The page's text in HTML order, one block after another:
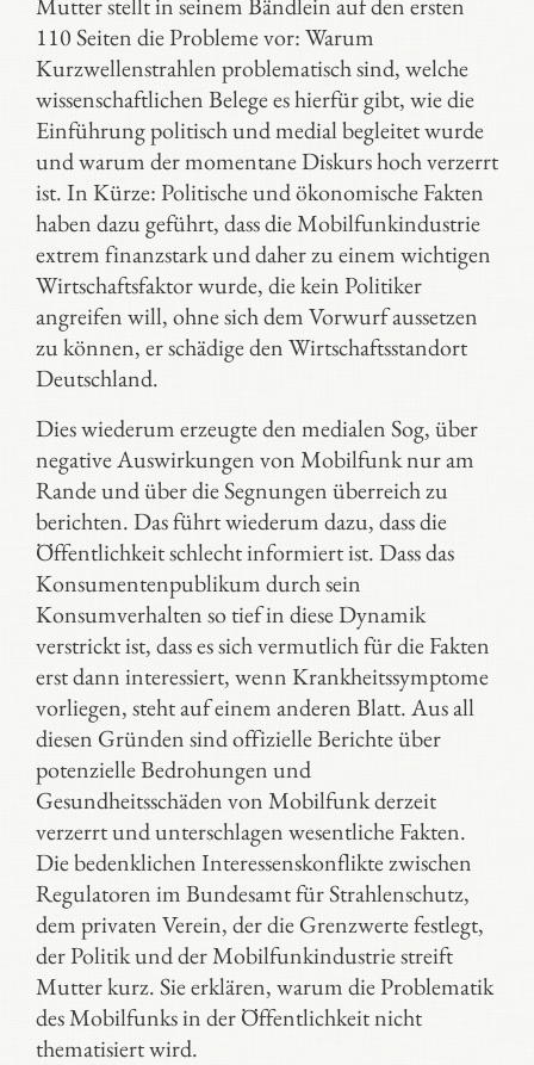
110 Seiten die Probleme vor: Warum
Kurzwellenstrahlen problematisch sind, welche
wissenschaftlichen Belege es hierfür gibt, wie die
Einführung politisch und medial begleitet wurde
und warum der momentane Diskurs hoch verzerrt
ist. In Kürze: Politische und ökonomische Fakten
haben dazu geführt, dass die Mobilfunkindustrie
extrem finanzstark und daher zu einem wichtigen
Wirtschaftsfaktor wurde, die kein Politiker
angreifen will, ohne sich dem Vorwurf aussetzen
zu können, er schädige den Wirtschaftsstandort
Deutschland.
Dies wiederum erzeugte den medialen Sog, über
negative Auswirkungen von Mobilfunk nur am
Rande und über die Segnungen überreich zu
berichten. Das führt wiederum dazu, dass die
Öffentlichkeit schlecht informiert ist. Dass das
Konsumentenpublikum durch sein
Konsumverhalten so tief in diese Dynamik
verstrickt ist, dass es sich vermutlich für die Fakten
erst dann interessiert, wenn Krankheitssymptome
vorliegen, steht auf einem anderen Blatt. Aus all
diesen Gründen sind offizielle Berichte über
potenzielle Bedrohungen und
Gesundheitsschäden von Mobilfunk derzeit
verzerrt und unterschlagen wesentliche Fakten.
Die bedenklichen Interessenskonflikte zwischen
Regulatoren im Bundesamt für Strahlenschutz,
dem privaten Verein, der die Grenzwerte festlegt,
der Politik und der Mobilfunkindustrie streift
Mutter kurz. Sie erklären, warum die Problematik
des Mobilfunks in der Öffentlichkeit nicht
thematisiert wird.